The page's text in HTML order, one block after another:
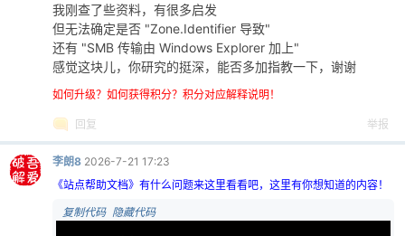
我刚查了些资料，有很多启发
但无法确定是否 "Zone.Identifier 导致"
还有 "SMB 传输由 Windows Explorer 加上"
感觉这块儿，你研究的挺深，能否多加指教一下，谢谢
如何升级？如何获得积分？积分对应解释说明！
回复 举报
李朗8 2026-7-21 17:23
《站点帮助文档》有什么问题来这里看看吧，这里有你想知道的内容！
复制代码 隐藏代码